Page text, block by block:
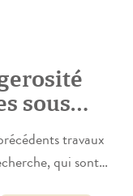
sous
et
à
travaux
qui sont